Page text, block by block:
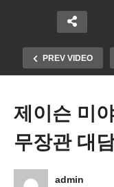
PREV VIDEO
제이슨 미
무장관 대
admin